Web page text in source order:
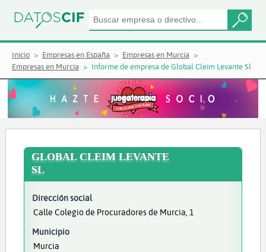
Inicio Empresas en España
Empresas en Murcia
Empresas en Murcia
Informe de empresa de Global Cleim Levante Sl
GLOBAL CLEIM LEVANTE
SL
Dirección social
Calle Colegio de Procuradores de Murcia, 1
Municipio
Murcia